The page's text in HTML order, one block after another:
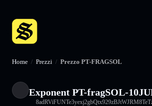
Home / Prezzi / Prezzo PT-FRAGSOL
Exponent PT-fragSOL-